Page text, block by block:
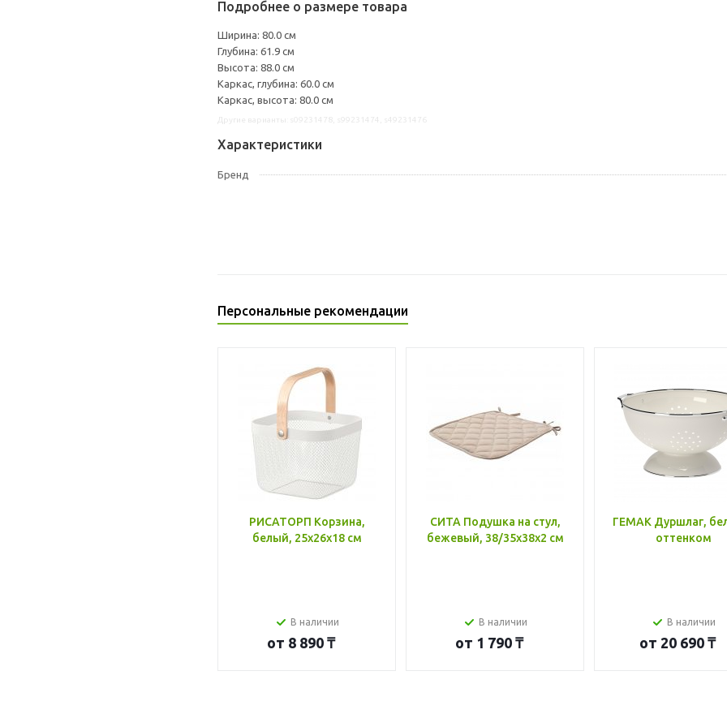
Подробнее о размере товара
Ширина: 80.0 см
Глубина: 61.9 см
Высота: 88.0 см
Каркас, глубина: 60.0 см
Каркас, высота: 80.0 см
Характеристики
Бренд
Персональные рекомендации
РИСАТОРП Корзина,
белый, 25x26x18 см
В наличии
от 8 890 ₸
СИТА Подушка на стул,
бежевый, 38/35x38x2 см
В наличии
от 1 790 ₸
ГЕМАК Дуршлаг,
оттенком
В наличии
от 20 690 ₸